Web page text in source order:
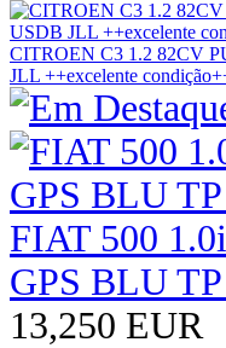
CITROEN C3 1.2 82CV
JLL ++excelente
FIAT 500
GPS BLU
13,250 EUR